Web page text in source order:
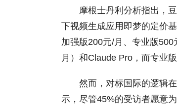
摩根士丹利分析指出，
下视频生成应用即梦的定价
加强版200元/月、专业版
月）和Claude Pro，而专业
然而，对标国际的逻辑
示，尽管45%的受访者愿意